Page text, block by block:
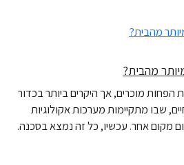
מהבית?
מוכרים, אך היקרים ביותר בכדור
שבו מתקיימות מערכות אקולוגיות
מקום אחר. עכשיו, כל זה נמצא בסכנה.